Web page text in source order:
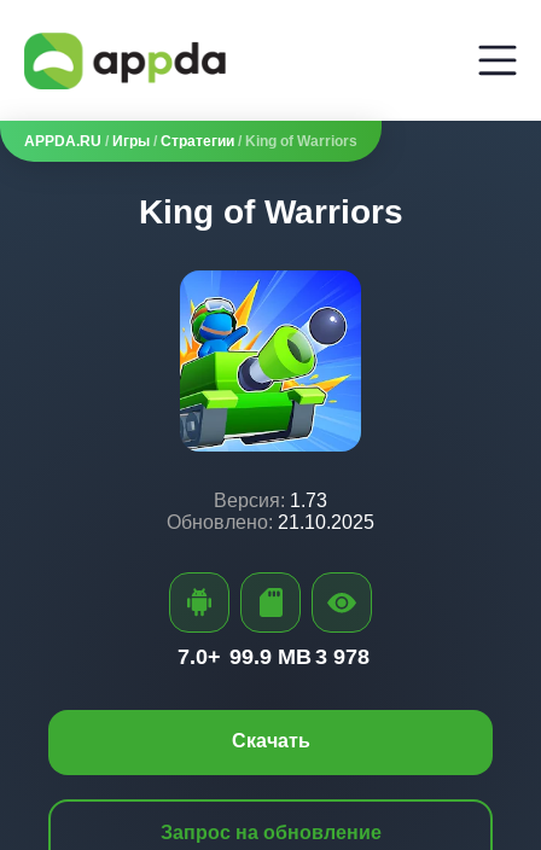
APPDA.RU / Игры / Стратегии / King of Warriors
King of Warriors
Версия: 1.73
Обновлено: 21.10.2025
Скачать
Запрос на обновление
7.0+ 99.9 MB3 978